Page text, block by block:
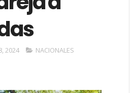
2024 NACIONALES